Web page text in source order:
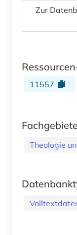
Zur
11557
Fachgebiete
Theologie